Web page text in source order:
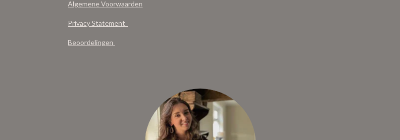
Algemene Voorwaarden
Privacy Statement
Beoordelingen